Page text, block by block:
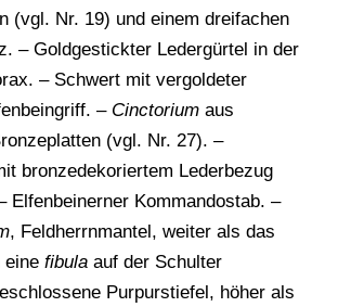
(vgl. Nr. 19) und einem dreifachen
– Goldgestickter Ledergürtel in der
– Schwert mit vergoldeter
– Cinctoriumaus
(vgl. Nr. 27). –
bronzedekoriertem Lederbezug
Elfenbeinerner Kommandostab. –
, Feldherrnmantel, weiter als das
eine fibulaauf der Schulter
Purpurstiefel, höher als